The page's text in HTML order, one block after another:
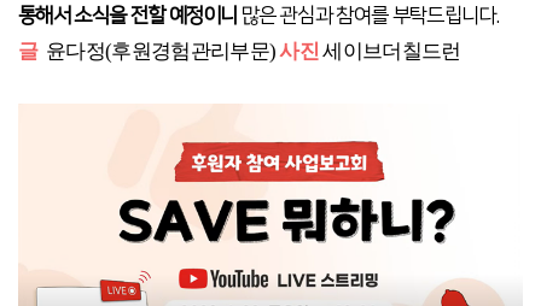
통해서 소식을 전할 예정이니 많은 관심과 참여를 부탁드립니다.
글윤다정(후원경험관리 부문)사진 세이브더칠드런